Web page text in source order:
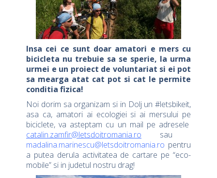
Insa cei ce sunt doar amatori e mers cu
bicicleta nu trebuie sa se sperie, la urma
urmei e un proiect de voluntariat si ei pot
sa mearga atat cat pot si cat le permite
conditia fizica!
Noi dorim sa organizam si in Dolj un #letsbikeit,
asa ca, amatori ai ecologiei si ai mersului pe
biciclete, va asteptam cu un mail pe adresele
catalin.zamfir@letsdoitromania.ro sau
madalina.marinescu@letsdoitromania.ro pentru
a putea derula activitatea de cartare pe “eco-
mobile” si in judetul nostru drag!